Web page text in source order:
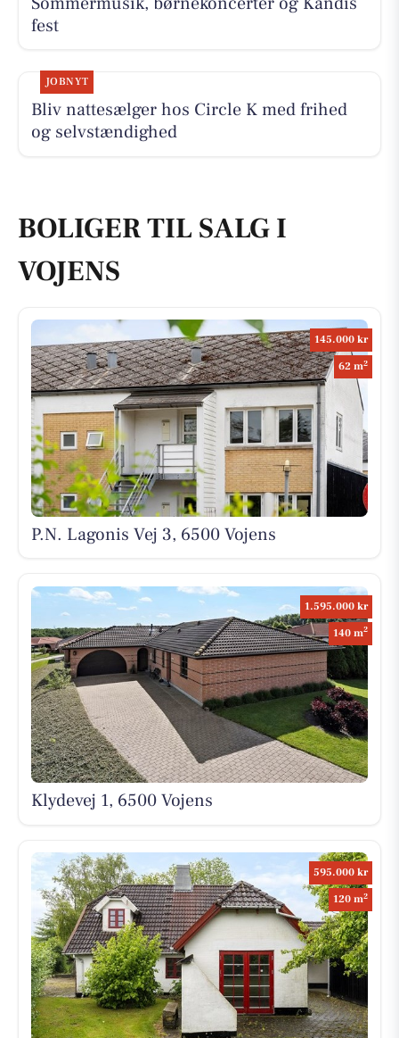
fest
JOBNYT
Bliv nattesælger hos Circle K med frihed
og selvstændighed
BOLIGER TIL SALG I
VOJENS
145.000 kr
62 m2
P.N. Lagonis Vej 3, 6500 Vojens
1.595.000 kr
140 m2
Klydevej 1, 6500 Vojens
595.000 kr
120 m2